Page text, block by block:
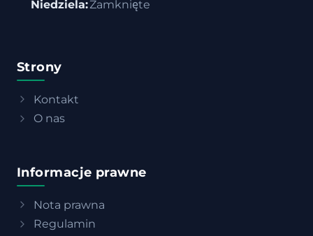
Niedziela:Zamknięte
Strony
Kontakt
O nas
Informacje prawne
Nota prawna
Regulamin